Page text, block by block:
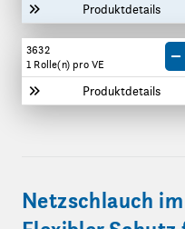
Produktdetails
3632
1 Rolle(n) pro VE
Produktdetails
Netzschlauch